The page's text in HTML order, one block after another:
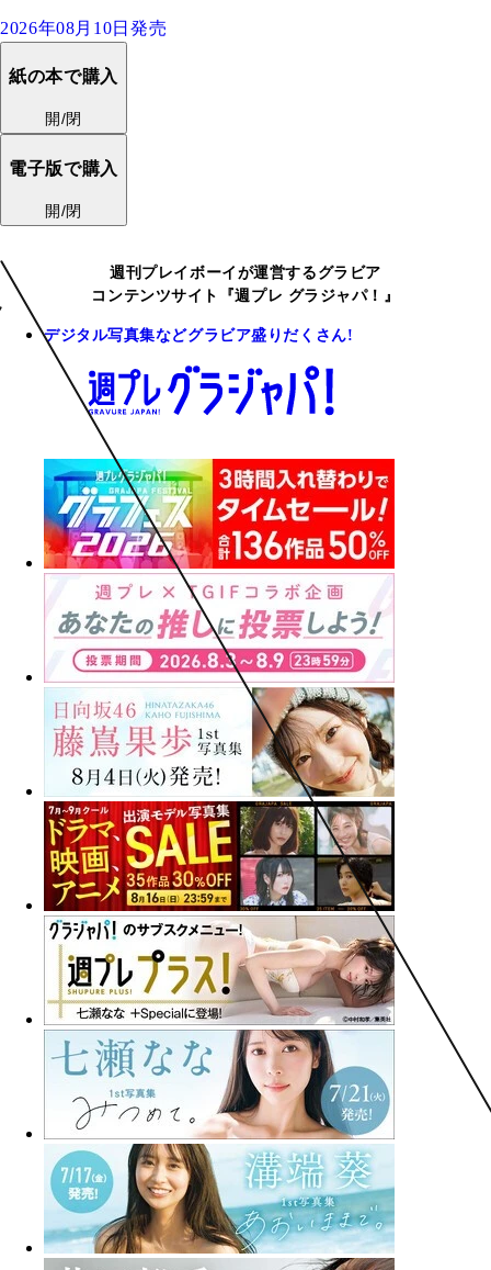
2026年08月10日発売
紙の本で購入
開/閉
電子版で購入
開/閉
週刊プレイボーイが運営するグラビア
コンテンツサイト『週プレ グラジャパ！』
デジタル写真集などグラビア盛りだくさん!